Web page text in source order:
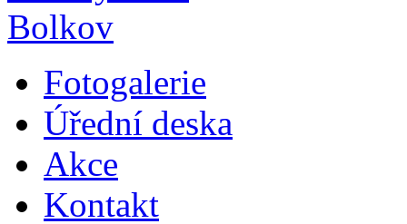
Fotogalerie
Úřední deska
Akce
Kontakt